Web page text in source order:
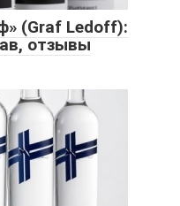
(Graf Ledoff):
отзывы